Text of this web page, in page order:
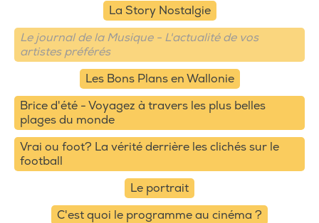
La Story Nostalgie
Le journal de la Musique - L'actualité de vos
artistes préférés
Les Bons Plans en Wallonie
Brice d'été - Voyagez à travers les plus belles
plages du monde
Vrai ou foot? La vérité derrière les clichés sur le
football
Le portrait
C'est quoi le programme au cinéma ?